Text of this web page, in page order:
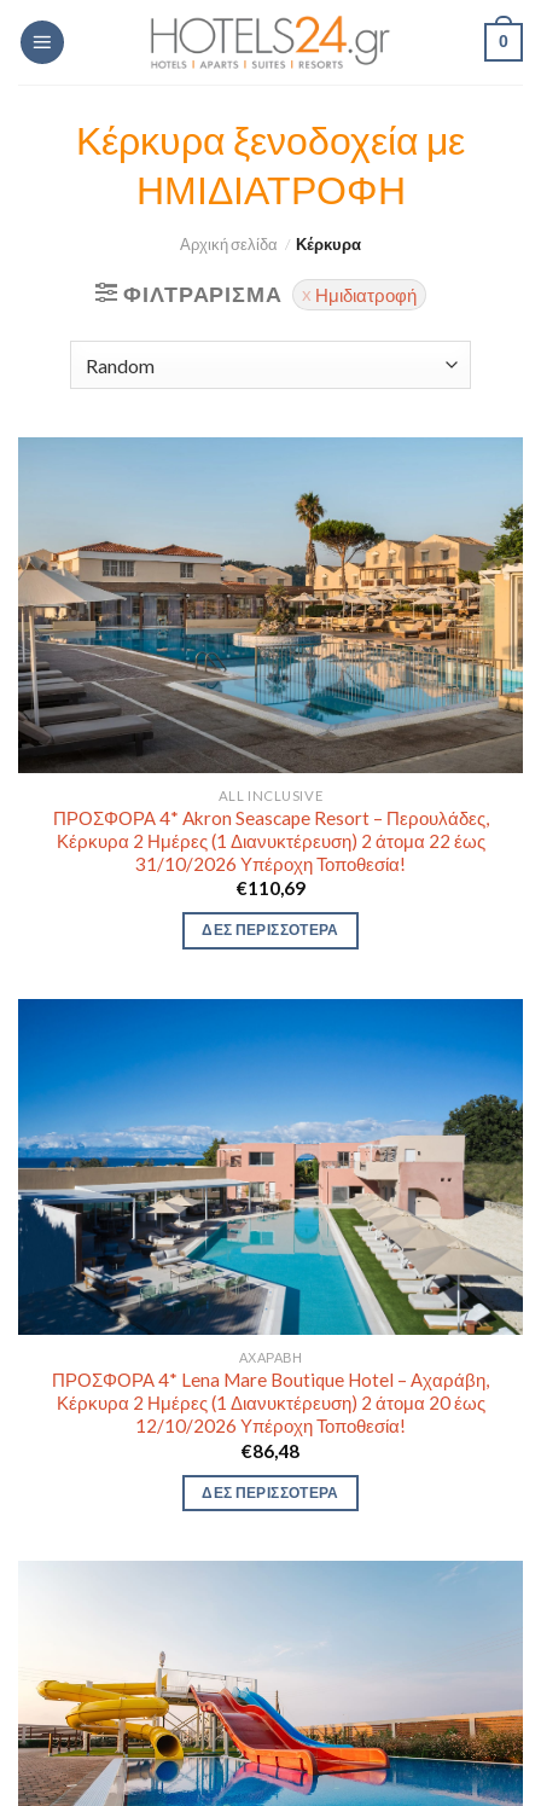
Skip
0
Κέρκυρα ξενοδοχεία με
ΗΜΙΔΙΑΤΡΟΦΗ
Αρχική σελίδα / Κέρκυρα
ΦΙΛΤΡΆΡΙΣΜΑ Ημιδιατροφή
ALL INCLUSIVE
ΠΡΟΣΦΟΡΑ 4* Akron Seascape Resort – Περουλάδες,
Κέρκυρα 2 Ημέρες (1 Διανυκτέρευση) 2 άτομα 22 έως
31/10/2026 Υπέροχη Τοποθεσία!
€110,69
ΔΕΣ ΠΕΡΙΣΣΟΤΕΡΑ
ΑΧΑΡΆΒΗ
ΠΡΟΣΦΟΡΑ 4* Lena Mare Boutique Hotel – Αχαράβη,
Κέρκυρα 2 Ημέρες (1 Διανυκτέρευση) 2 άτομα 20 έως
12/10/2026 Υπέροχη Τοποθεσία!
€86,48
ΔΕΣ ΠΕΡΙΣΣΟΤΕΡΑ